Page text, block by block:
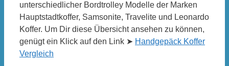
unterschiedlicher Bordtrolley Modelle der Marken
Hauptstadtkoffer, Samsonite, Travelite und Leonardo
Koffer. Um Dir diese Übersicht ansehen zu können,
genügt ein Klick auf den Link ➤ Handgepäck Koffer
Vergleich